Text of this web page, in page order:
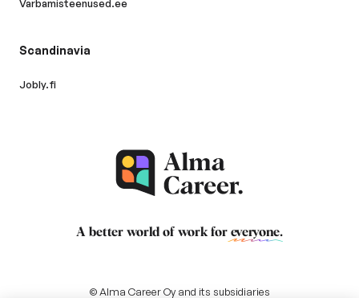
Varbamisteenused.ee
Scandinavia
Jobly.fi
A better world of work for everyone.
© Alma Career Oy and its subsidiaries